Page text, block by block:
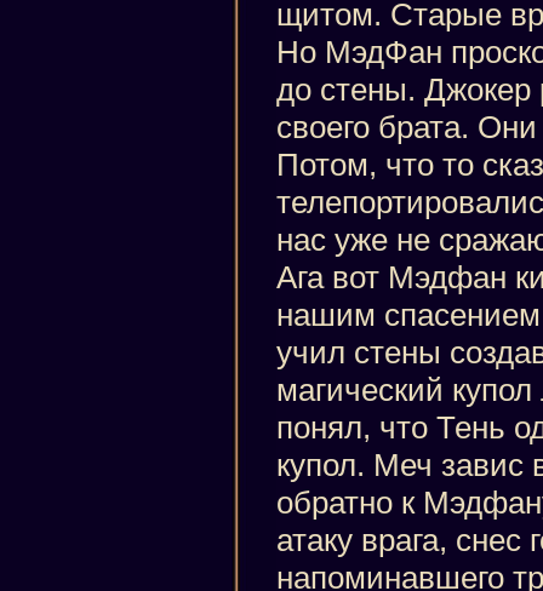
щитом. Старые
Но МэдФан
до стены. Джокер
своего брата.
Потом, что то
нас уже не
Ага вот Мэдфан
нашим спасением
учил стены
магический
понял, что Тень
купол. Меч завис
обратно к
атаку врага, снес
напоминавшего